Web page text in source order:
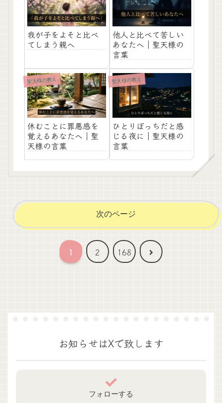
我が子をよそと比べ
てしまう親へ
他人と比べて苦しい
あなたへ｜聖天様の
言葉
聖天様の教え
休むことに罪悪感を
覚えるあなたへ｜聖
天様の言葉
聖天様の教え
ひとりぼっちだと感
じる夜に｜聖天様の
言葉
次のページ
1 2 168
次
お知らせはXで致します
フォローする